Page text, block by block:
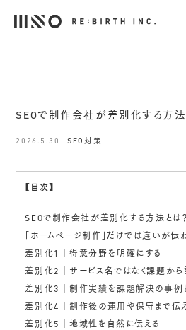
BLOG
SEOで制作会社が差別化する方法
2026.5.30 SEO対策
【目次】
SEOで制作会社が差別化する方法とは？
「ホームページ制作」だけでは違いが伝
差別化1｜得意分野を明確にする
差別化2｜サービス名ではなく課題から
差別化3｜制作実績を課題解決の事例
差別化4｜制作後の運用や保守まで伝
差別化5｜地域性を自然に伝える